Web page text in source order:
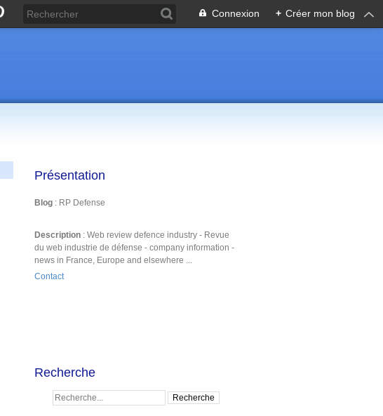
Connexion + Créer mon blog
Présentation
Blog : RP Defense
Description : Web review defence industry - Revue
du web industrie de défense - company information -
news in France, Europe and elsewhere ...
Contact
Recherche